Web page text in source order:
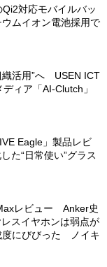
対応モバイルバッ
ムイオン電池採用で
織活用”へ USEN ICT
ィア「AI-Clutch」
Eagle」製品レビ
た“日常使い”グラス
レビュー Anker史
スイヤホンは弱点が
度にびびった ノイキ